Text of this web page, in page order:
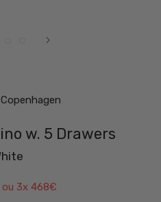
w. 5 Drawers
ou 3x 468€